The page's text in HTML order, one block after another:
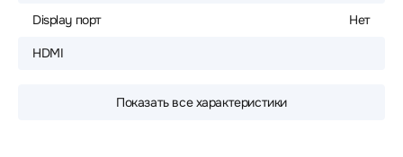
Display порт Нет
HDMI
Показать все характеристики